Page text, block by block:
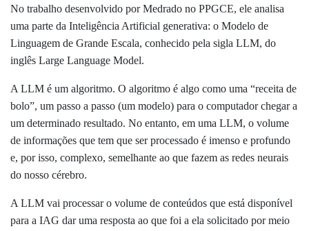
No trabalho desenvolvido por Medrado no PPGCE, ele analisa
uma parte da Inteligência Artificial generativa: o Modelo de
Linguagem de Grande Escala, conhecido pela sigla LLM, do
inglês Large Language Model.
A LLM é um algoritmo. O algoritmo é algo como uma “receita de
bolo”, um passo a passo (um modelo) para o computador chegar a
um determinado resultado. No entanto, em uma LLM, o volume
de informações que tem que ser processado é imenso e profundo
e, por isso, complexo, semelhante ao que fazem as redes neurais
do nosso cérebro.
A LLM vai processar o volume de conteúdos que está disponível
para a IAG dar uma resposta ao que foi a ela solicitado por meio